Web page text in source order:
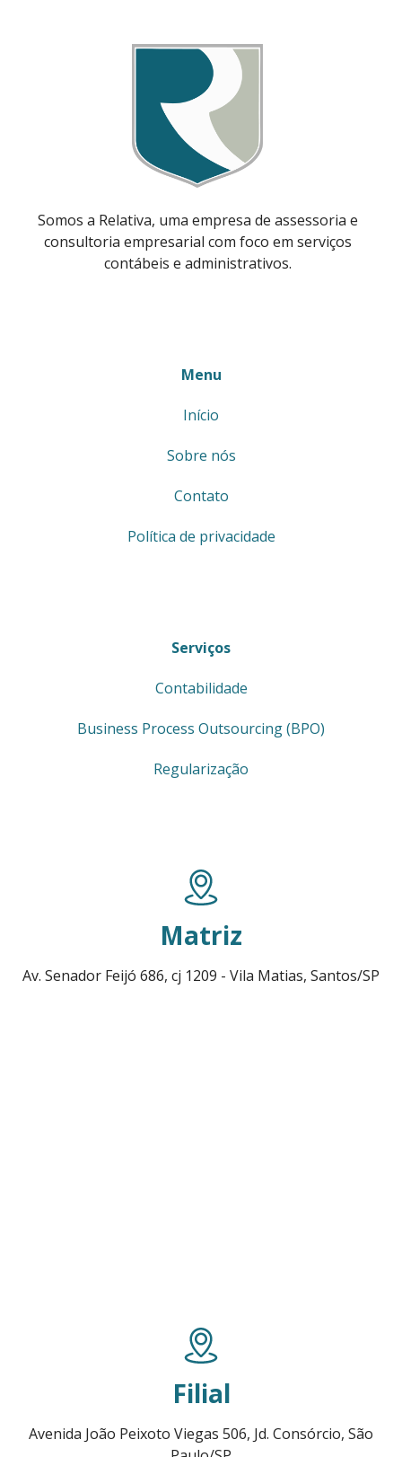
Somos a Relativa, uma empresa de assessoria e
consultoria empresarial com foco em serviços
contábeis e administrativos.
Menu
Início
Sobre nós
Contato
Política de privacidade
Serviços
Contabilidade
Business Process Outsourcing (BPO)
Regularização
Matriz
Av. Senador Feijó 686, cj 1209 - Vila Matias, Santos/SP
Filial
Avenida João Peixoto Viegas 506, Jd. Consórcio, São